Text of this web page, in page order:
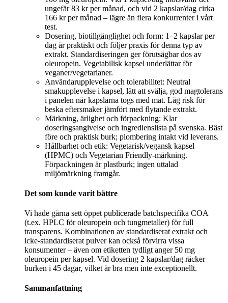
ungefär 83 kr per månad, och vid 2 kapslar/dag cirka
166 kr per månad – lägre än flera konkurrenter i vårt
test.
Dosering, biotillgänglighet och form: 1–2 kapslar per
dag är praktiskt och följer praxis för denna typ av
extrakt. Standardiseringen ger förutsägbar dos av
oleuropein. Vegetabilisk kapsel underlättar för
veganer/vegetarianer.
Användarupplevelse och tolerabilitet: Neutral
smakupplevelse i kapsel, lätt att svälja, god magtolerans
i panelen när kapslarna togs med mat. Låg risk för
beska eftersmaker jämfört med flytande extrakt.
Märkning, ärlighet och förpackning: Klar
doseringsangivelse och ingredienslista på svenska. Bäst
före och praktisk burk; plombering intakt vid leverans.
Hållbarhet och etik: Vegetarisk/vegansk kapsel
(HPMC) och Vegetarian Friendly-märkning.
Förpackningen är plastburk; ingen uttalad
miljömärkning framgår.
Det som kunde varit bättre
Vi hade gärna sett öppet publicerade batchspecifika COA
(t.ex. HPLC för oleuropein och tungmetaller) för full
transparens. Kombinationen av standardiserat extrakt och
icke-standardiserat pulver kan också förvirra vissa
konsumenter – även om etiketten tydligt anger 50 mg
oleuropein per kapsel. Vid dosering 2 kapslar/dag räcker
burken i 45 dagar, vilket är bra men inte exceptionellt.
Sammanfattning